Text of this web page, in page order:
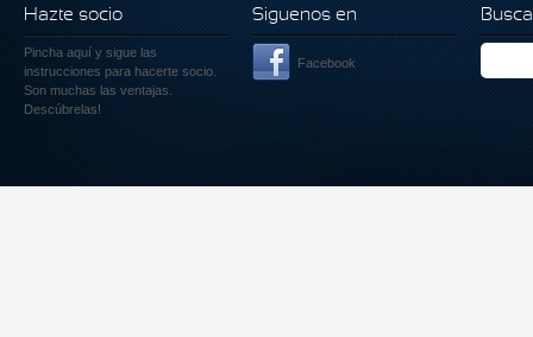
Hazte socio
Pincha aquí y sigue las
instrucciones para hacerte socio.
Son muchas las ventajas.
Descúbrelas!
Siguenos en
Facebook